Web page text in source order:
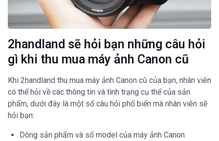
2handland sẽ hỏi bạn những câu hỏi
gì khi thu mua máy ảnh Canon cũ
Khi 2handland thu mua máy ảnh Canon cũ của bạn, nhân viên
có thể hỏi về các thông tin và tình trạng cụ thể của sản
phẩm, dưới đây là một số câu hỏi phổ biến mà nhân viên sẽ
hỏi bạn:
Dòng sản phẩm và số model của máy ảnh Canon